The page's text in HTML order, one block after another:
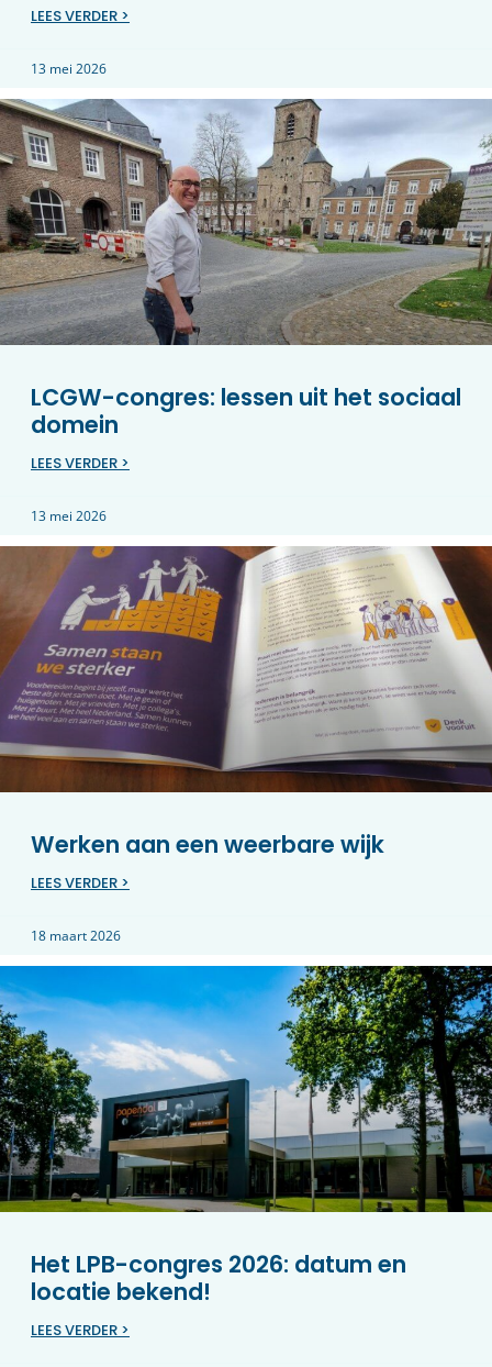
LEES VERDER >
13 mei 2026
LCGW-congres: lessen uit het sociaal
domein
LEES VERDER >
13 mei 2026
Werken aan een weerbare wijk
LEES VERDER >
18 maart 2026
Het LPB-congres 2026: datum en
locatie bekend!
LEES VERDER >